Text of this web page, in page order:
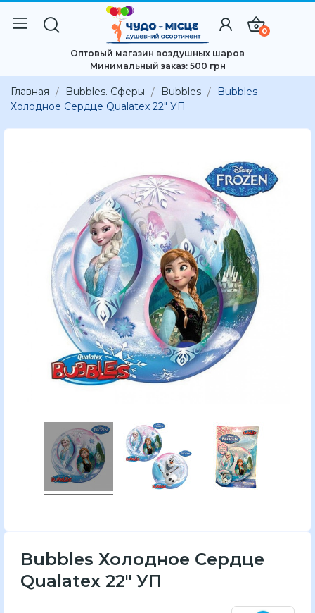
0
Оптовый магазин воздушных шаров
Минимальный заказ: 500 грн
Главная Bubbles. Сферы Bubbles
Bubbles
Холодное Сердце Qualatex 22" УП
Bubbles Холодное Сердце
Qualatex 22" УП